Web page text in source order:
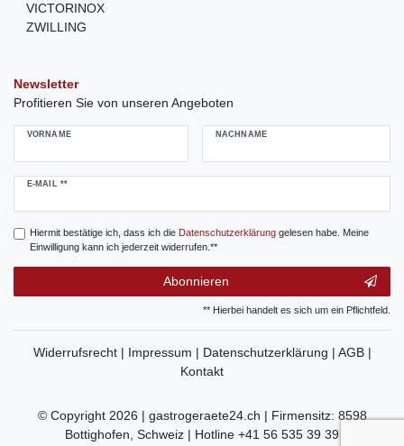
VICTORINOX
ZWILLING
Newsletter
Profitieren Sie von unseren Angeboten
VORNAME NACHNAME
E-MAIL **
Newsletter
Hiermit bestätige ich, dass ich die Daten­schutz­erklärunggelesen habe. Meine
Einwilligung kann ich jederzeit widerrufen.**
Abonnieren
** Hierbei handelt es sich um ein Pflichtfeld.
Widerrufsrecht | Impressum | Datenschutzerklärung | AGB |
Kontakt
© Copyright 2026 | gastrogeraete24.ch | Firmensitz: 8598
Bottighofen, Schweiz | Hotline +41 56 535 39 39